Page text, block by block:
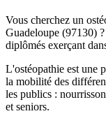
Vous cherchez un
Guadeloupe (97130)
diplômés exerçant
L'ostéopathie est une
la mobilité des
les publics :
et seniors.